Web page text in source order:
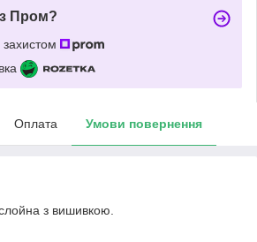
Пром?
Оплата Умови повернення
з вишивкою.